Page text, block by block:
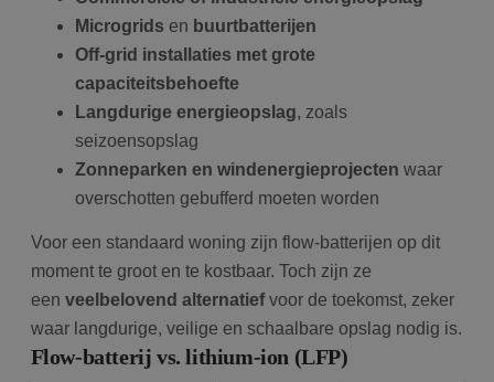
Microgrids en buurtbatterijen
Off-grid installaties met grote
capaciteitsbehoefte
Langdurige energieopslag, zoals
seizoensopslag
Zonneparken en windenergieprojecten waar
overschotten gebufferd moeten worden
Voor een standaard woning zijn flow-batterijen op dit
moment te groot en te kostbaar. Toch zijn ze
een veelbelovend alternatiefvoor de toekomst, zeker
waar langdurige, veilige en schaalbare opslag nodig is.
Flow-batterij vs. lithium-ion (LFP)